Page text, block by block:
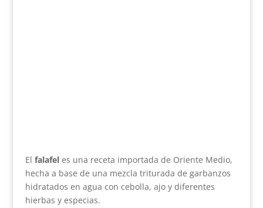
El falafeles una receta importada de Oriente Medio,
hecha a base de una mezcla triturada de garbanzos
hidratados en agua con cebolla, ajo y diferentes
hierbas y especias.